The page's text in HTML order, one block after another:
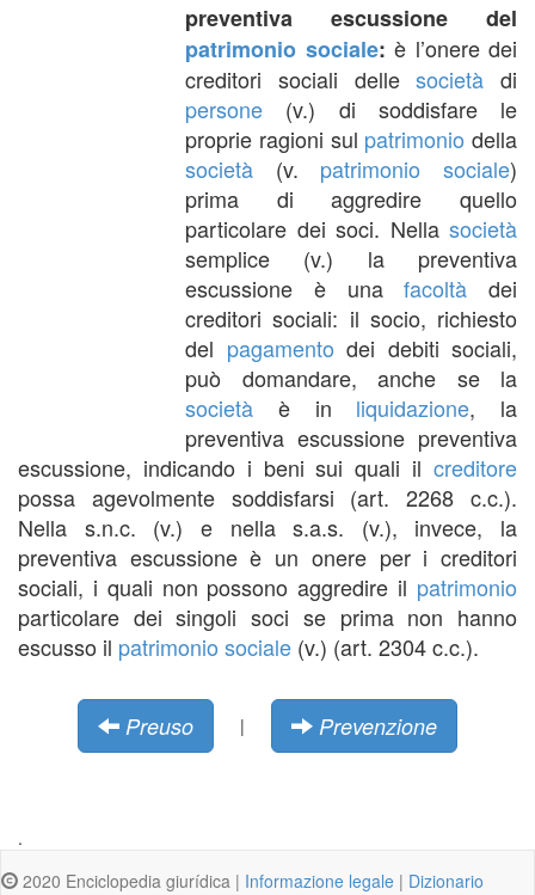
preventiva escussione del
patrimonio sociale: è l’onere dei
creditori sociali dellesocietà di
persone (v.) di soddisfare le
proprie ragioni sul patrimonio della
società (v. patrimonio sociale)
prima di aggredire quello
particolare dei soci. Nella società
semplice (v.) la preventiva
escussione è unafacoltà dei
creditori sociali: il socio, richiesto
del pagamento dei debiti sociali,
può domandare, anche se la
società è in liquidazione, la
preventiva escussione preventiva
escussione, indicando i beni sui quali il creditore
possa agevolmente soddisfarsi (art. 2268 c.c.).
Nella s.n.c. (v.) e nella s.a.s. (v.), invece, la
preventiva escussione è un onere per i creditori
sociali, i quali non possono aggredire il patrimonio
particolare dei singoli soci se prima non hanno
escusso il patrimonio sociale (v.) (art. 2304 c.c.).
Preuso | Prevenzione
.
2020 Enciclopedia giurídica | Informazione legale | Dizionario